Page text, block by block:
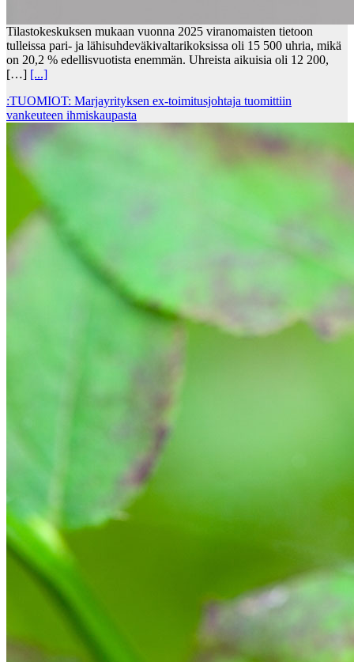
Tilastokeskuksen mukaan vuonna 2025 viranomaisten tietoon
tulleissa pari- ja lähisuhdeväkivaltarikoksissa oli 15 500 uhria, mikä
on 20,2 % edellisvuotista enemmän. Uhreista aikuisia oli 12 200,
[…] [...]
:TUOMIOT: Marjayrityksen ex-toimitusjohtaja tuomittiin
vankeuteen ihmiskaupasta